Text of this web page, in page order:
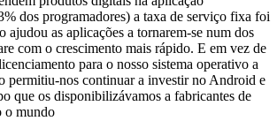
dos programadores) a taxa de serviço fixa foi
ajudou as aplicações a tornarem-se num dos
com o crescimento mais rápido. E em vez de
para o nosso sistema operativo a
permitiu-nos continuar a investir no Android e
que os disponibilizávamos a fabricantes de
o mundo